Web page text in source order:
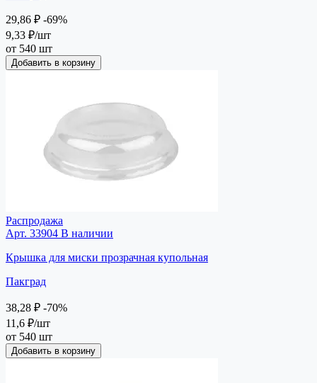
29,86 ₽ -69%
9,33 ₽/шт
от 540 шт
Добавить в корзину
Распродажа
Арт. 33904 В наличии
Крышка для миски прозрачная купольная
Пакград
38,28 ₽ -70%
11,6 ₽/шт
от 540 шт
Добавить в корзину